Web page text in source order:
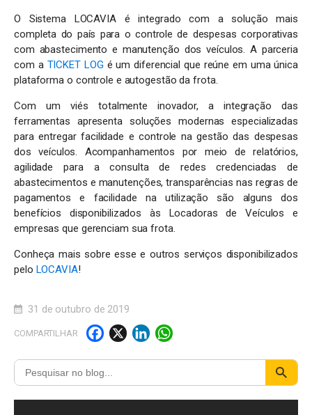
O Sistema LOCAVIA é integrado com a solução mais
completa do país para o controle de despesas corporativas
com abastecimento e manutenção dos veículos. A parceria
com a TICKET LOG é um diferencial que reúne em uma única
plataforma o controle e autogestão da frota.
Com um viés totalmente inovador, a integração das
ferramentas apresenta soluções modernas especializadas
para entregar facilidade e controle na gestão das despesas
dos veículos. Acompanhamentos por meio de relatórios,
agilidade para a consulta de redes credenciadas de
abastecimentos e manutenções, transparências nas regras de
pagamentos e facilidade na utilização são alguns dos
benefícios disponibilizados às Locadoras de Veículos e
empresas que gerenciam sua frota.
Conheça mais sobre esse e outros serviços disponibilizados
pelo LOCAVIA!
31 de outubro de 2019
COMPARTILHAR
F
a
c
e
X Li
n
k
e
W
h
a
t